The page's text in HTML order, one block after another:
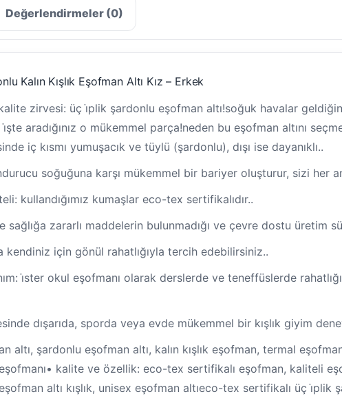
Değerlendirmeler (0)
Kalın Kışlık Eşofman Altı Kız – Erkek
zirvesi: üç i̇plik şardonlu eşofman altı!soğuk havalar
aradığınız o mükemmel parça!neden bu eşofman altını
iç kısmı yumuşacık ve tüylü (şardonlu), dışı ise dayanıklı..
soğuğuna karşı mükemmel bir bariyer oluşturur, sizi her
kullandığımız kumaşlar eco-tex sertifikalıdır..
sağlığa zararlı maddelerin bulunmadığı ve çevre dostu üretim
kendiniz için gönül rahatlığıyla tercih edebilirsiniz..
i̇ster okul eşofmanı olarak derslerde ve teneffüslerde
dışarıda, sporda veya evde mükemmel bir kışlık giyim
altı, şardonlu eşofman altı, kalın kışlık eşofman, termal
kalite ve özellik: eco-tex sertifikalı eşofman, kaliteli
altı kışlık, unisex eşofman altıeco-tex sertifikalı üç i̇plik